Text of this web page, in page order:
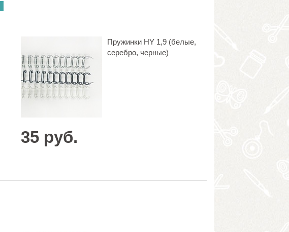
Пружинки HY 1,9 (белые,
серебро, черные)
35 руб.